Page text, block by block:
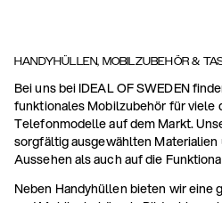
HANDYHÜLLEN, MOBILZUBEHÖR &
Bei uns bei IDEAL OF SWEDEN
funktionales Mobilzubehör für viele
Telefonmodelle auf dem Markt.
sorgfältig ausgewählten Materialien
Aussehen als auch auf die
Neben Handyhüllen bieten wir eine